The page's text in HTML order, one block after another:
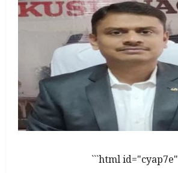
```html id="cyap7e"